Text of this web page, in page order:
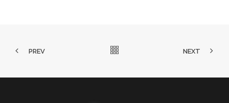
PREV NEXT